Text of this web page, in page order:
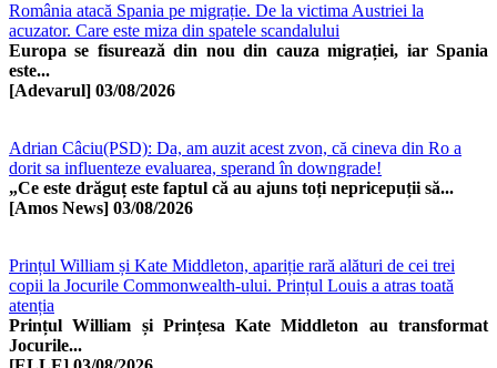
România atacă Spania pe migrație. De la victima Austriei la
acuzator. Care este miza din spatele scandalului
Europa se fisurează din nou din cauza migrației, iar Spania
este...
[Adevarul] 03/08/2026
Adrian Câciu(PSD): Da, am auzit acest zvon, că cineva din Ro a
dorit sa influenteze evaluarea, sperand în downgrade!
„Ce este drăguț este faptul că au ajuns toți nepricepuții să...
[Amos News] 03/08/2026
Prințul William și Kate Middleton, apariție rară alături de cei trei
copii la Jocurile Commonwealth-ului. Prințul Louis a atras toată
atenția
Prințul William și Prințesa Kate Middleton au transformat
Jocurile...